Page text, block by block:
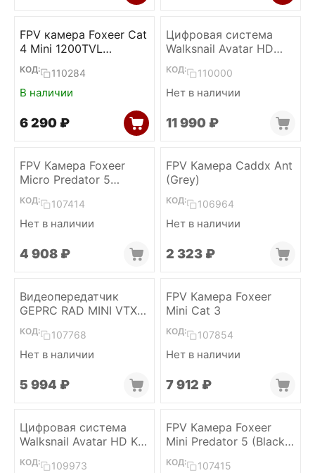
FPV камера Foxeer Cat
4 Mini 1200TVL
StarLight
КОД: 110284
В наличии
6 290 ₽
Цифровая система
Walksnail Avatar HD
Nano Kit V3
КОД: 110000
Нет в наличии
11 990 ₽
FPV Камера Foxeer
Micro Predator 5
(Красный) (Full Case)
КОД: 107414
Нет в наличии
4 908 ₽
FPV Камера Caddx Ant
(Grey)
КОД: 106964
Нет в наличии
2 323 ₽
Видеопередатчик
GEPRC RAD MINI VTX
5,8 ГГц 1 Вт
КОД: 107768
Нет в наличии
5 994 ₽
FPV Камера Foxeer
Mini Cat 3
КОД: 107854
Нет в наличии
7 912 ₽
Цифровая система
Walksnail Avatar HD Kit
V2
КОД: 109973
FPV Камера Foxeer
Mini Predator 5 (Black,
lens 1.8mm)
КОД: 107415